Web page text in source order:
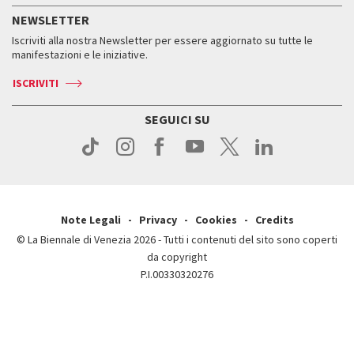
Come raggiungerci
Come raggiungerci
Contatti
Orari e sedi
Biglietti
Come raggiungerci
Contatti
Orari e sedi
NEWSLETTER
Iscriviti alla nostra Newsletter per essere aggiornato su tutte le
manifestazioni e le iniziative.
ISCRIVITI
SEGUICI SU
Note Legali Privacy Cookies
Credits
© La Biennale di Venezia 2026 - Tutti i contenuti del sito sono coperti
da copyright
P.I.00330320276